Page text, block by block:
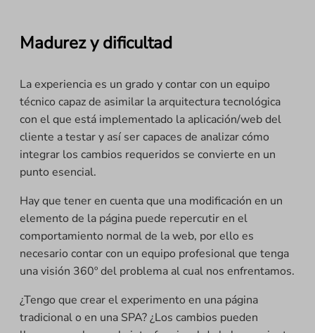
Madurez y dificultad
La experiencia es un grado y contar con un equipo
técnico capaz de asimilar la arquitectura tecnológica
con el que está implementado la aplicación/web del
cliente a testar y así ser capaces de analizar cómo
integrar los cambios requeridos se convierte en un
punto esencial.
Hay que tener en cuenta que una modificación en un
elemento de la página puede repercutir en el
comportamiento normal de la web, por ello es
necesario contar con un equipo profesional que tenga
una visión 360º del problema al cual nos enfrentamos.
¿Tengo que crear el experimento en una página
tradicional o en una SPA? ¿Los cambios pueden